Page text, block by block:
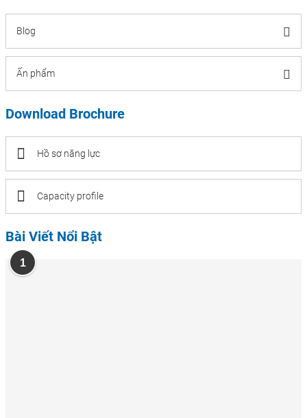
Blog
Ấn phẩm
Download Brochure
Hồ sơ năng lực
Capacity profile
Bài Viết Nổi Bật
1